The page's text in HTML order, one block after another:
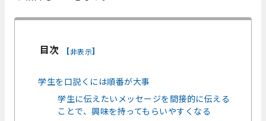
目次 [非表示]
学生を口説くには順番が大事
学生に伝えたいメッセージを間接的に伝える
ことで、興味を持ってもらいやすくなる